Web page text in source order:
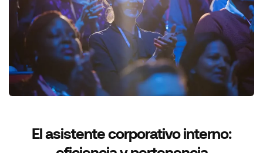
El asistente corporativo interno: